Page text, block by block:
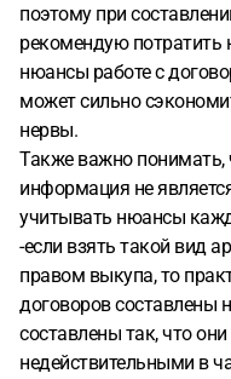
поэтому при
рекомендую потратить
нюансы работе с
может сильно
нервы.
Также важно
информация не
учитывать нюансы
-если взять такой вид
правом выкупа, то
договоров составлены
составлены так, что
недействительными в